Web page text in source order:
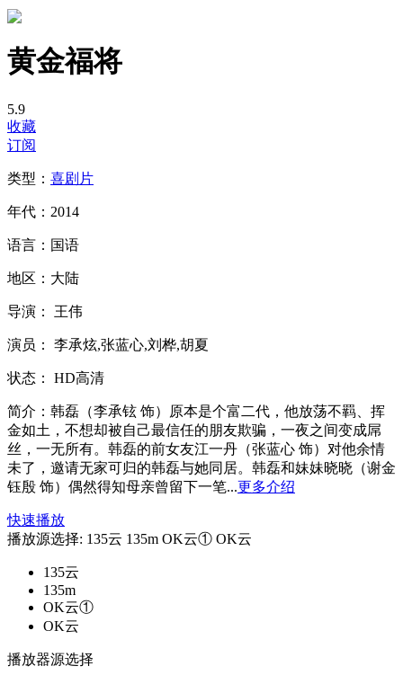
黄金福将
5.9
收藏
订阅
类型： 喜剧片
年代： 2014
语言： 国语
地区： 大陆
导演： 王伟
演员： 李承炫,张蓝心,刘桦,胡夏
状态： HD高清
简介： 韩磊（李承铉 饰）原本是个富二代，他放荡不羁、挥
金如土，不想却被自己最信任的朋友欺骗，一夜之间变成屌
丝，一无所有。韩磊的前女友江一丹（张蓝心 饰）对他余情
未了，邀请无家可归的韩磊与她同居。韩磊和妹妹晓晓（谢金
钰殷 饰）偶然得知母亲曾留下一笔...更多介绍
快速播放
播放源选择: 135云 135m OK云① OK云
135云
135m
OK云①
OK云
播放器源选择